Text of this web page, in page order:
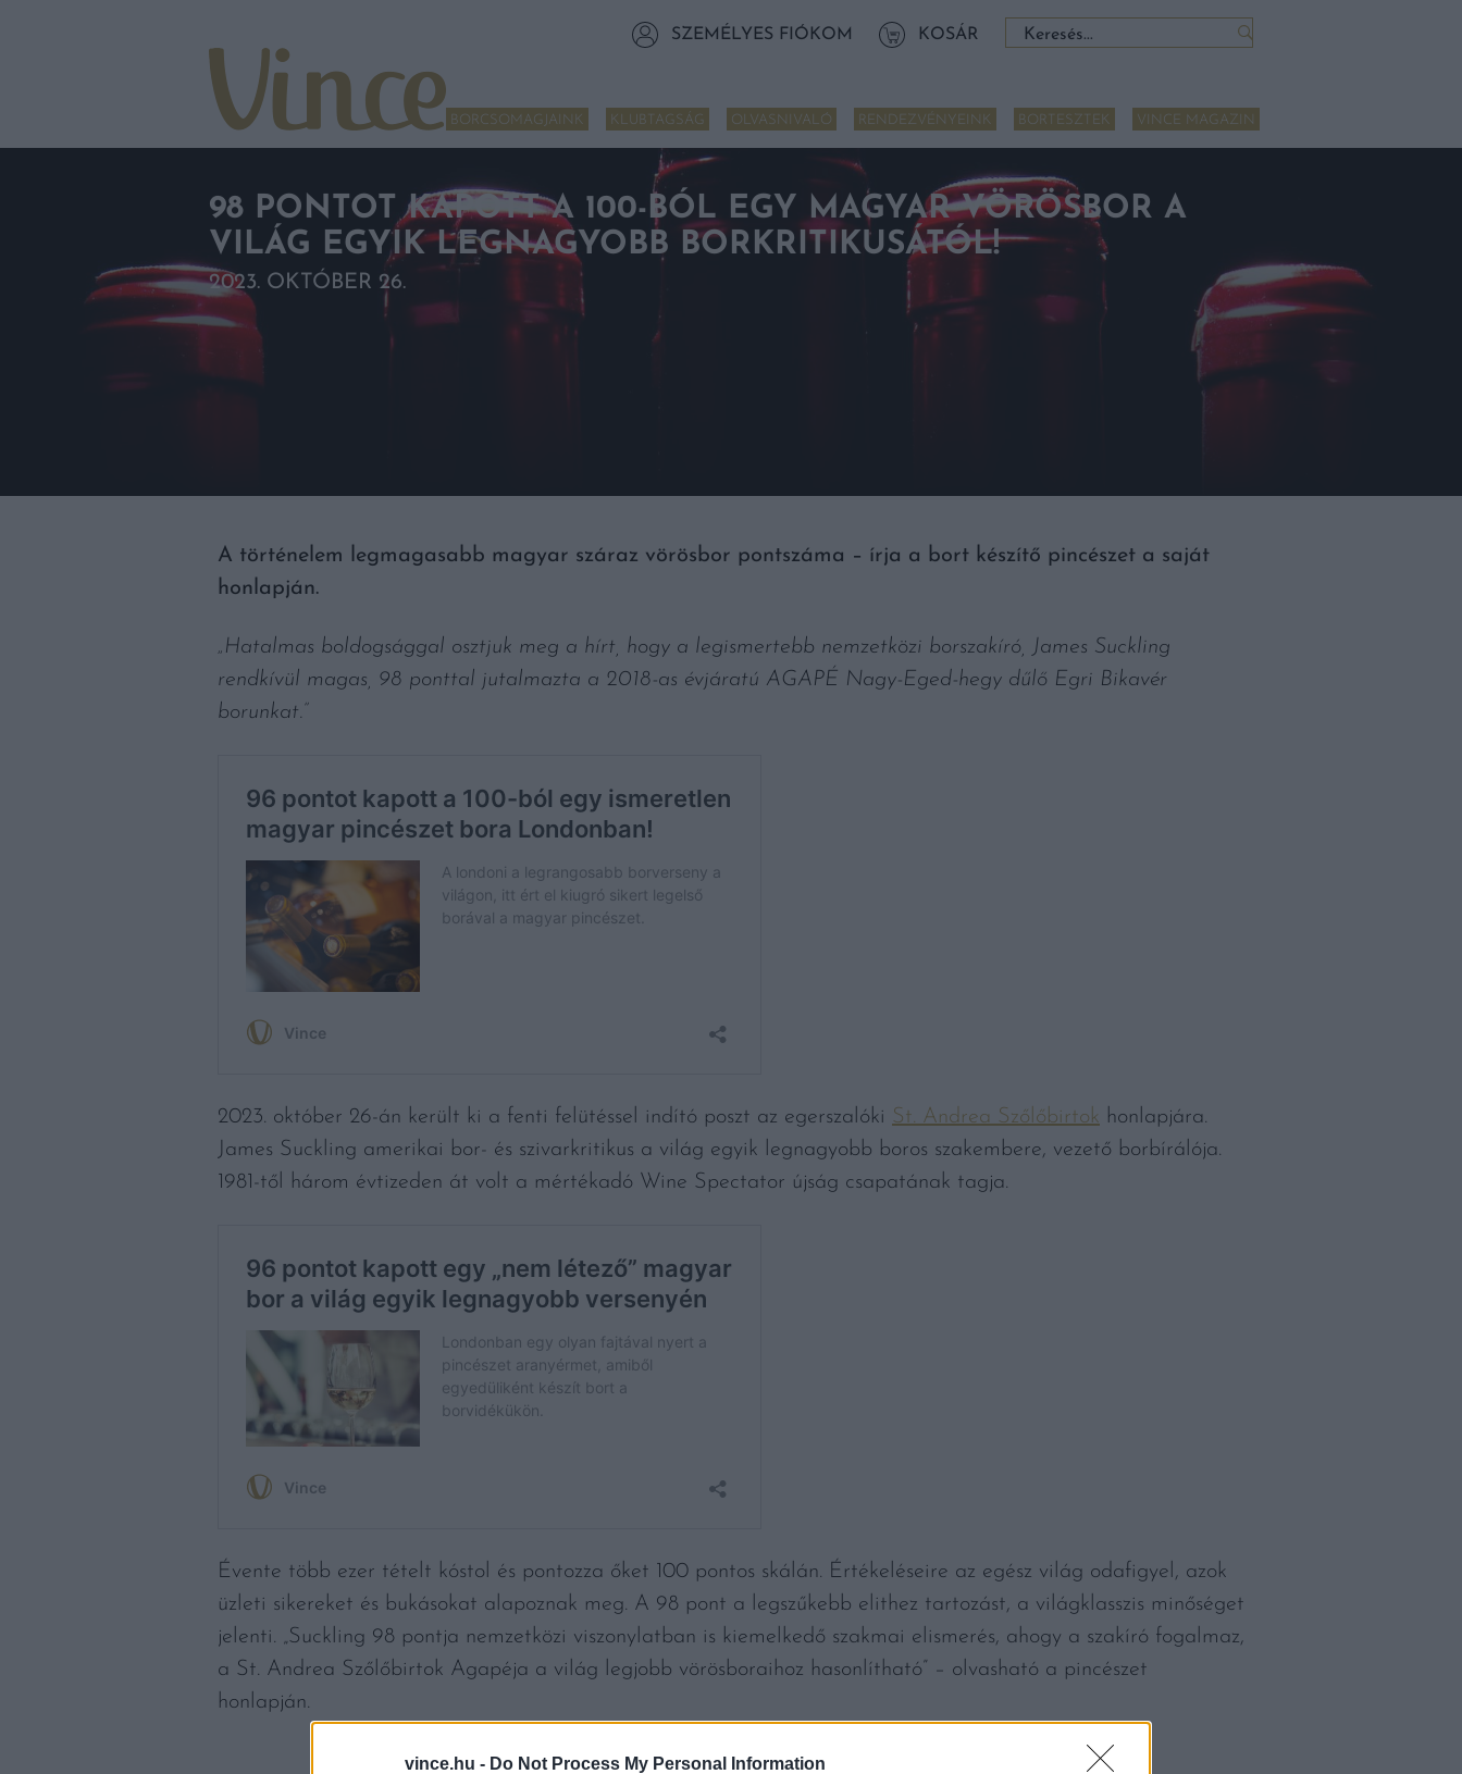
vince.hu - Do Not Process My Personal Information
SZEMÉLYES FIÓKOM KOSÁR Keresés:
BORCSOMAGJAINK KLUBTAGSÁG OLVASNIVALÓ RENDEZVÉNYEINK BORTESZTEK VINCE MAGAZIN
98 PONTOT KAPOTT A 100-BÓL EGY MAGYAR VÖRÖSBOR A
VILÁG EGYIK LEGNAGYOBB BORKRITIKUSÁTÓL!
2023. OKTÓBER 26.
A történelem legmagasabb magyar száraz vörösbor pontszáma – írja a bort készítő pincészet a saját
honlapján.
„Hatalmas boldogsággal osztjuk meg a hírt, hogy a legismertebb nemzetközi borszakíró, James Suckling
rendkívül magas, 98 ponttal jutalmazta a 2018-as évjáratú AGAPÉ Nagy-Eged-hegy dűlő Egri Bikavér
borunkat.”
2023. október 26-án került ki a fenti felütéssel indító poszt az egerszalóki St. Andrea Szőlőbirtok honlapjára.
James Suckling amerikai bor- és szivarkritikus a világ egyik legnagyobb boros szakembere, vezető borbírálója.
1981-től három évtizeden át volt a mértékadó Wine Spectator újság csapatának tagja.
Évente több ezer tételt kóstol és pontozza őket 100 pontos skálán. Értékeléseire az egész világ odafigyel, azok
üzleti sikereket és bukásokat alapoznak meg. A 98 pont a legszűkebb elithez tartozást, a világklasszis minőséget
jelenti. „Suckling 98 pontja nemzetközi viszonylatban is kiemelkedő szakmai elismerés, ahogy a szakíró fogalmaz,
a St. Andrea Szőlőbirtok Agapéja a világ legjobb vörösboraihoz hasonlítható” – olvasható a pincészet
honlapján.